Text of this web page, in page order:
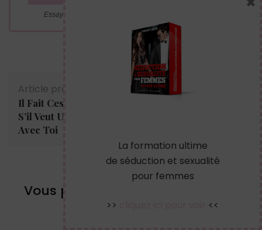
Essayez. Vous pouvez vous désinscrire à tout moment.
d'article
Article précédent
Il Fait Ces 4 Choses
S’il Veut Un Couple
Avec Toi
Vous pourriez également aimer...
La formation ultime
de séduction et sexualité
pour femmes
>> <<